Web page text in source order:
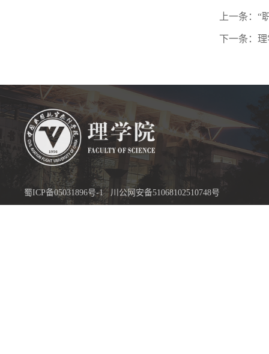
上一条：
下一条：
蜀ICP备05031896号-1 川公网安备51068102510748号